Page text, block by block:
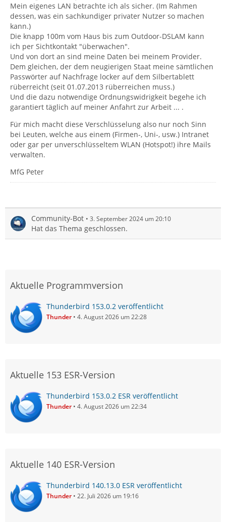
Mein eigenes LAN betrachte ich als sicher. (Im Rahmen
dessen, was ein sachkundiger privater Nutzer so machen
kann.)
Die knapp 100m vom Haus bis zum Outdoor-DSLAM kann
ich per Sichtkontakt "überwachen".
Und von dort an sind meine Daten bei meinem Provider.
Dem gleichen, der dem neugierigen Staat meine sämtlichen
Passwörter auf Nachfrage locker auf dem Silbertablett
rüberreicht (seit 01.07.2013 rüberreichen muss.)
Und die dazu notwendige Ordnungswidrigkeit begehe ich
garantiert täglich auf meiner Anfahrt zur Arbeit ... .
Für mich macht diese Verschlüsselung also nur noch Sinn
bei Leuten, welche aus einem (Firmen-, Uni-, usw.) Intranet
oder gar per unverschlüsseltem WLAN (Hotspot!) ihre Mails
verwalten.
MfG Peter
Community-Bot 3. September 2024 um 20:10
Hat das Thema geschlossen.
Aktuelle Programmversion
Thunderbird 153.0.2 veröffentlicht
Thunder 4. August 2026 um 22:28
Aktuelle 153 ESR-Version
Thunderbird 153.0.2 ESR veröffentlicht
Thunder 4. August 2026 um 22:34
Aktuelle 140 ESR-Version
Thunderbird 140.13.0 ESR veröffentlicht
Thunder 22. Juli 2026 um 19:16